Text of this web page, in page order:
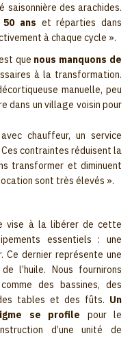
saisonnière des arachides.
ans et réparties dans
à chaque cycle ».
que nous manquons de
à la transformation.
manuelle, peu
dans un village voisin pour
chauffeur, un service
contraintes réduisent la
transformer et diminuent
sont très élevés ».
vise à la libérer de cette
essentiels : une
Ce dernier représente une
l’huile. Nous fournirons
des bassines, des
tables et des fûts. Un
se profile pour le
d’une unité de